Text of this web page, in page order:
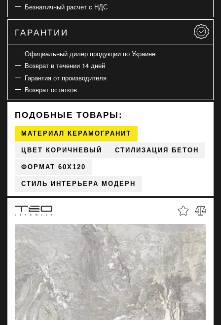
Безналичный расчет с НДС
ГАРАНТИИ
Официальный дилер продукции по Украине
Возврат в течении 14 дней
Гарантия от производителя
Возврат остатков
ПОДОБНЫЕ ТОВАРЫ:
МАТЕРИАЛ КЕРАМОГРАНИТ
ЦВЕТ КОРИЧНЕВЫЙ СТИЛИЗАЦИЯ БЕТОН
ФОРМАТ 60X120
СТИЛЬ ИНТЕРЬЕРА МОДЕРН